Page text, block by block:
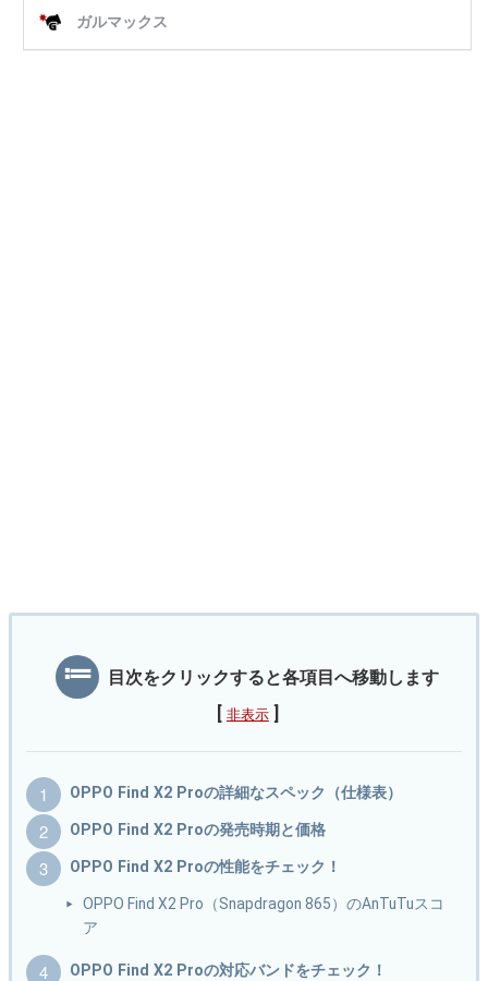
目次をクリックすると各項目へ移動します
非表示
OPPO Find X2 Proの詳細なスペック（仕様表）
OPPO Find X2 Proの発売時期と価格
OPPO Find X2 Proの性能をチェック！
OPPO Find X2 Pro（Snapdragon 865）のAnTuTuスコ
ア
OPPO Find X2 Proの対応バンドをチェック！